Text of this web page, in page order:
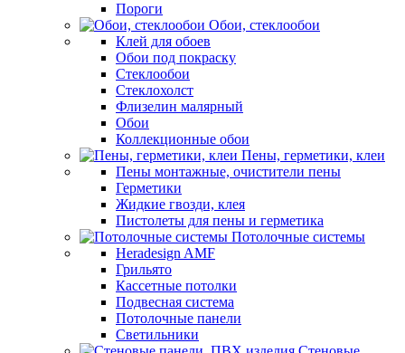
Пороги
Обои, стеклообои
Клей для обоев
Обои под покраску
Стеклообои
Стеклохолст
Флизелин малярный
Обои
Коллекционные обои
Пены, герметики, клеи
Пены монтажные, очистители пены
Герметики
Жидкие гвозди, клея
Пистолеты для пены и герметика
Потолочные системы
Heradesign AMF
Грильято
Кассетные потолки
Подвесная система
Потолочные панели
Светильники